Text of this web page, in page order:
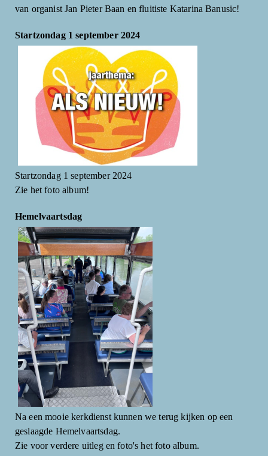
van organist Jan Pieter Baan en fluitiste Katarina Banusic!
Startzondag 1 september 2024
Startzondag 1 september 2024
Zie het foto album!
Hemelvaartsdag
Na een mooie kerkdienst kunnen we terug kijken op een
geslaagde Hemelvaartsdag.
Zie voor verdere uitleg en foto's het foto album.